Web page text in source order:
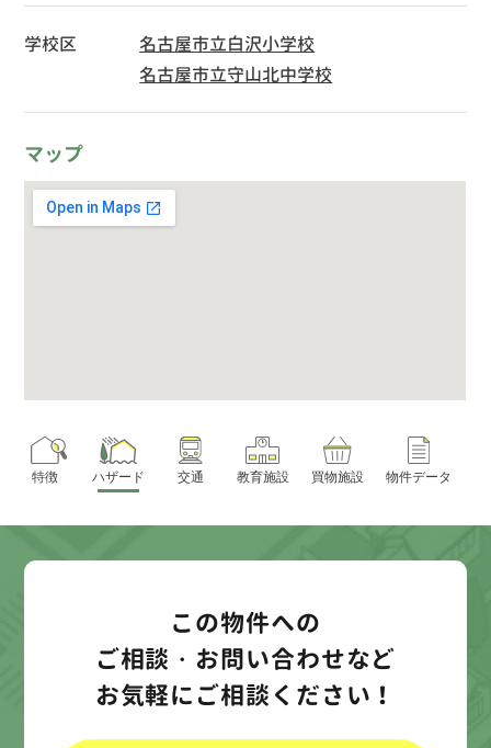
学校区
名古屋市立白沢小学校
名古屋市立守山北中学校
マップ
特徴 ハザード 交通 教育施設 買物施設 物件データ
この物件への
ご相談・お問い合わせなど
お気軽にご相談ください！